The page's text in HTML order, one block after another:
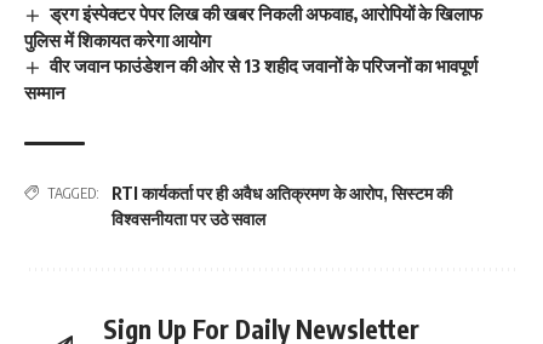
ड्रग इंस्पेक्टर पेपर लिख की खबर निकली अफवाह, आरोपियों के खिलाफ
पुलिस में शिकायत करेगा आयोग
वीर जवान फाउंडेशन की ओर से 13 शहीद जवानों के परिजनों का भावपूर्ण
सम्मान
TAGGED: RTI कार्यकर्ता पर ही अवैध अतिक्रमण के आरोप,सिस्टम की
विश्वसनीयता पर उठे सवाल
Sign Up For Daily Newsletter